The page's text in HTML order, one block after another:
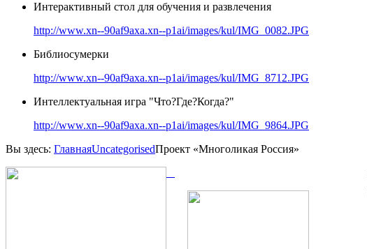
Интерактивный стол для обучения и развлечения
http://www.xn--90af9axa.xn--p1ai/images/kul/IMG_0082.JPG
Библиосумерки
http://www.xn--90af9axa.xn--p1ai/images/kul/IMG_8712.JPG
Интеллектуальная игра "Что?Где?Когда?"
http://www.xn--90af9axa.xn--p1ai/images/kul/IMG_9864.JPG
Вы здесь: ГлавнаяUncategorisedПроект «Многоликая Россия»